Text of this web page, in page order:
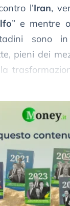
l’Iran,
” e mentre
sono in
pieni dei